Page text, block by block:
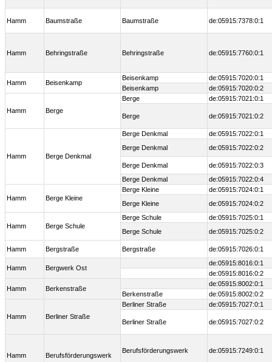
Hamm Baumstraße Baumstraße de:05915:7378:0:1
Hamm Behringstraße Behringstraße de:05915:7760:0:1
Hamm Beisenkamp
Beisenkamp
de:05915:7020:0:1
Beisenkamp
de:05915:7020:0:2
Hamm Berge
Berge de:05915:7021:0:1
Berge de:05915:7021:0:2
Hamm Berge Denkmal
Berge Denkmal
de:05915:7022:0:1
Berge Denkmal
de:05915:7022:0:2
Berge Denkmal
de:05915:7022:0:3
Berge Denkmal
de:05915:7022:0:4
Hamm Berge Kleine
Berge Kleine
de:05915:7024:0:1
Berge Kleine
de:05915:7024:0:2
Hamm Berge Schule
Berge Schule
de:05915:7025:0:1
Berge Schule
de:05915:7025:0:2
Hamm Bergstraße Bergstraße de:05915:7026:0:1
Hamm Bergwerk Ost
de:05915:8016:0:1
de:05915:8016:0:2
Hamm Berkenstraße
de:05915:8002:0:1
Berkenstraße
de:05915:8002:0:2
Hamm Berliner Straße
Berliner Straße de:05915:7027:0:1
Berliner Straße de:05915:7027:0:2
Hamm Berufsförderungswerk
Berufsförderungswerk de:05915:7249:0:1